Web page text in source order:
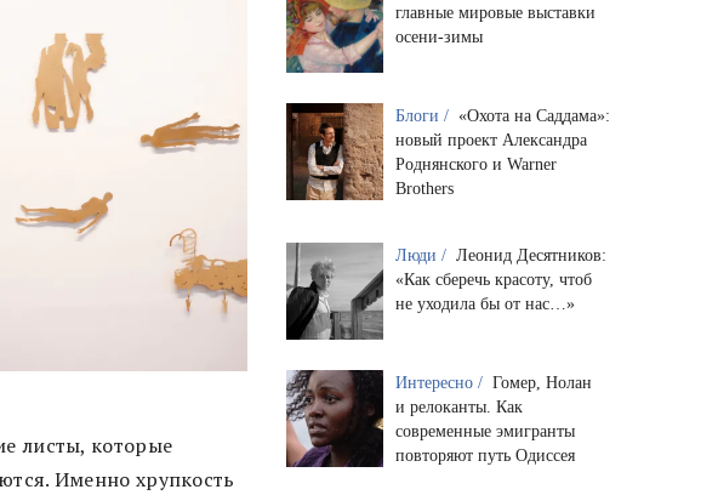
листы, которые
Именно хрупкость
главные мировые выставки
осени-зимы
Блоги / «Охота на Саддама»:
новый проект Александра
Роднянского и Warner
Brothers
Люди / Леонид Десятников:
«Как сберечь красоту, чтоб
не уходила бы от нас…»
Интересно / Гомер, Нолан
и релоканты. Как
современные эмигранты
повторяют путь Одиссея